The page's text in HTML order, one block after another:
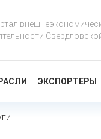
ЭКСПОРТЕРЫ